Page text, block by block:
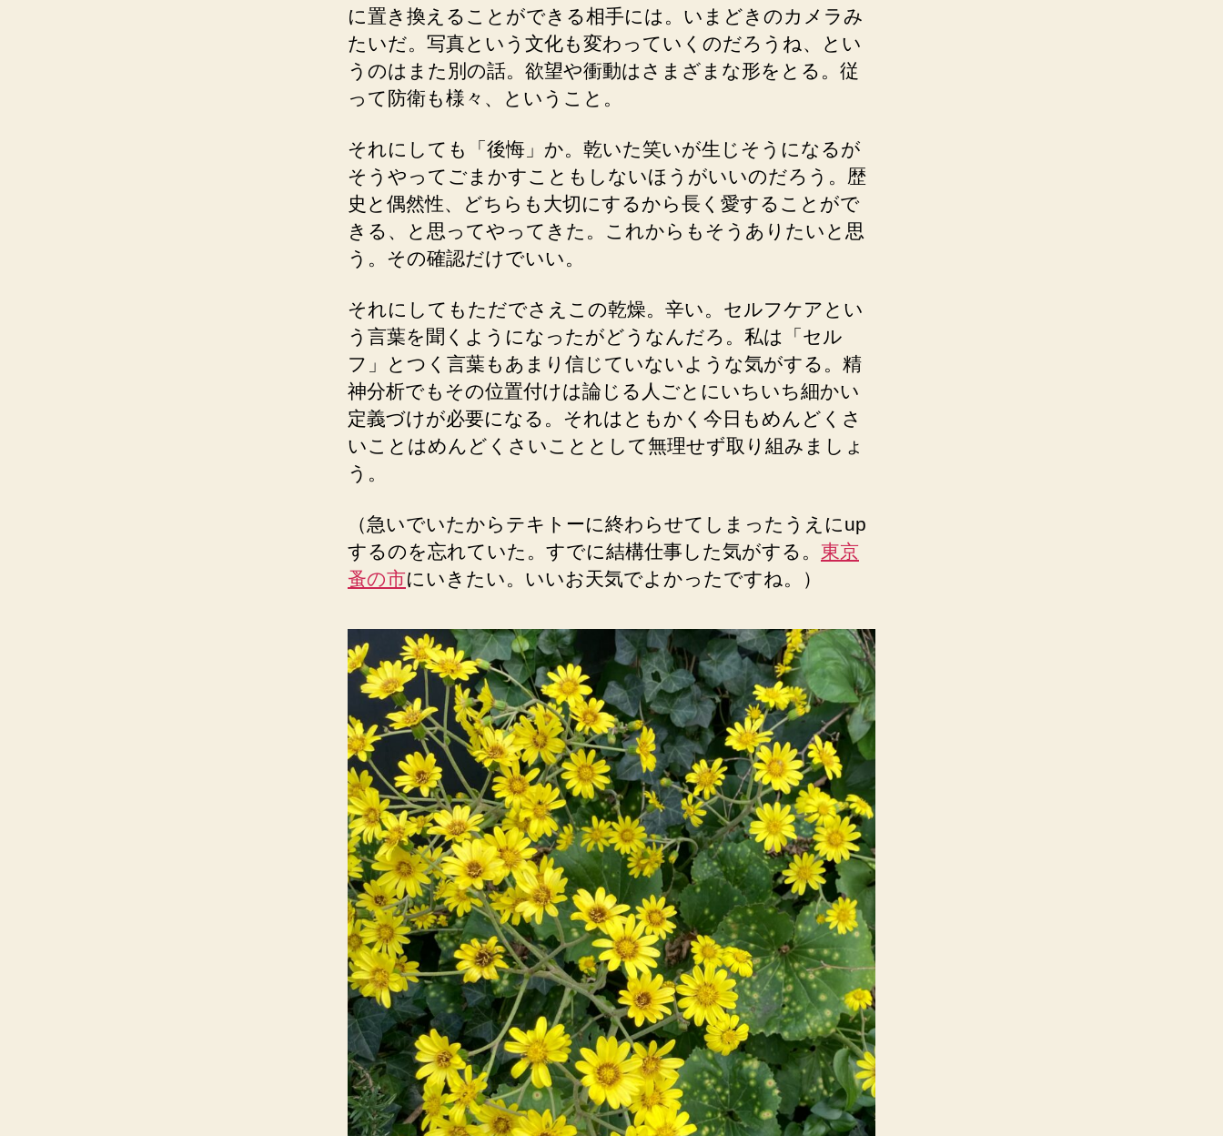
に置き換えることができる相手には。いまどきのカメラみ
たいだ。写真という文化も変わっていくのだろうね、とい
うのはまた別の話。欲望や衝動はさまざまな形をとる。従
って防衛も様々、ということ。
それにしても「後悔」か。乾いた笑いが生じそうになるが
そうやってごまかすこともしないほうがいいのだろう。歴
史と偶然性、どちらも大切にするから長く愛することがで
きる、と思ってやってきた。これからもそうありたいと思
う。その確認だけでいい。
それにしてもただでさえこの乾燥。辛い。セルフケアとい
う言葉を聞くようになったがどうなんだろ。私は「セル
フ」とつく言葉もあまり信じていないような気がする。精
神分析でもその位置付けは論じる人ごとにいちいち細かい
定義づけが必要になる。それはともかく今日もめんどくさ
いことはめんどくさいこととして無理せず取り組みましょ
う。
（急いでいたからテキトーに終わらせてしまったうえにup
するのを忘れていた。すでに結構仕事した気がする。 東京
蚤の市にいきたい。いいお天気でよかったですね。）